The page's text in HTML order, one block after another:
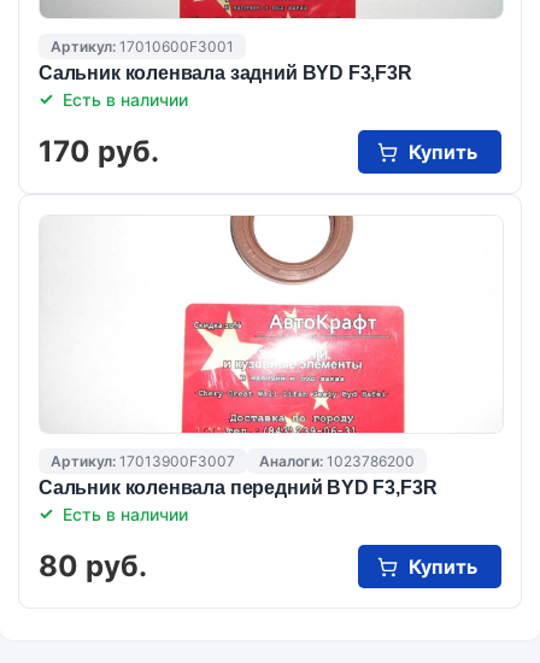
Артикул: 17010600F3001
Сальник коленвала задний BYD F3,F3R
Есть в наличии
170 руб. Купить
Артикул: 17013900F3007 Аналоги: 1023786200
Сальник коленвала передний BYD F3,F3R
Есть в наличии
80 руб. Купить